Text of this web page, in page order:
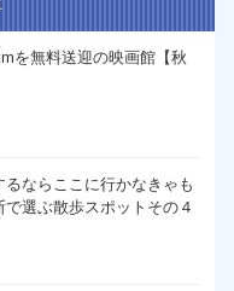
を無料送迎の映画館【秋
るならここに行かなきゃも
選ぶ散歩スポットその４